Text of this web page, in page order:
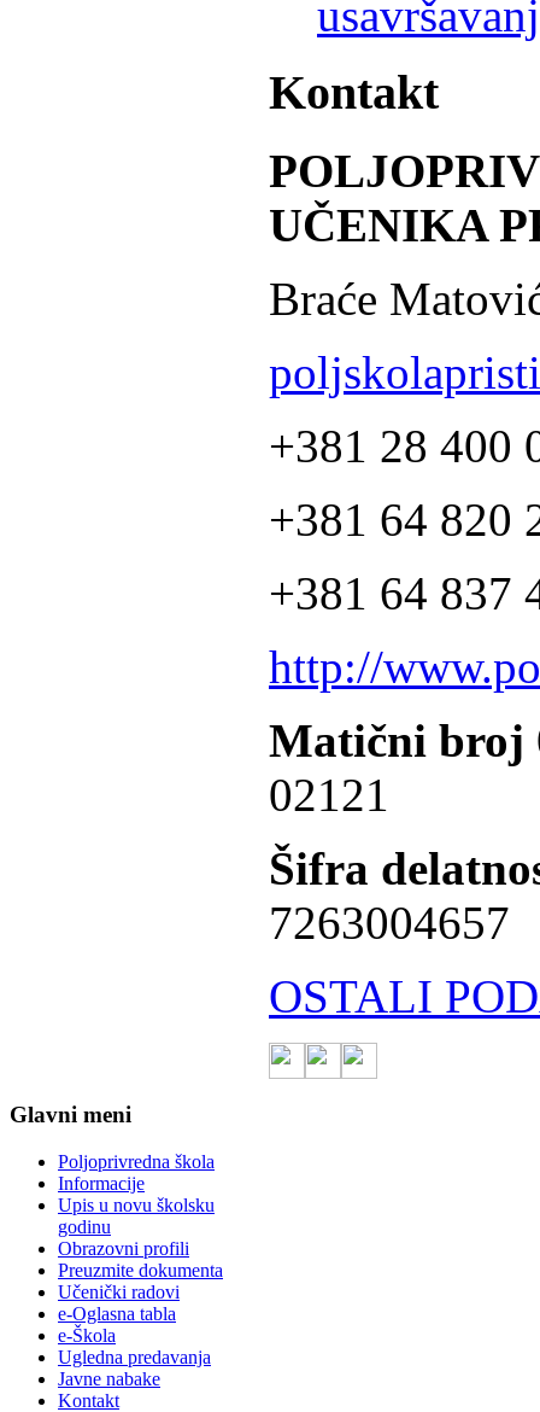
Kontakt
UČENIKA
Braće
+381 28 400
+381 64 820
+381 64 837
http://
Matični broj
02121
Šifra
7263004657
OSTALI
Glavni meni
Poljoprivredna škola
Informacije
Upis u novu školsku
godinu
Obrazovni profili
Preuzmite dokumenta
Učenički radovi
e-Oglasna tabla
e-Škola
Ugledna predavanja
Javne nabake
Kontakt